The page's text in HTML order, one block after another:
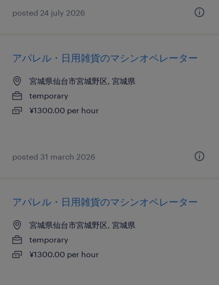
posted 24 july 2026
アパレル・日用雑貨のマシンオペレーター
宮城県仙台市宮城野区, 宮城県
temporary
¥1300.00 per hour
posted 31 march 2026
アパレル・日用雑貨のマシンオペレーター
宮城県仙台市宮城野区, 宮城県
temporary
¥1300.00 per hour